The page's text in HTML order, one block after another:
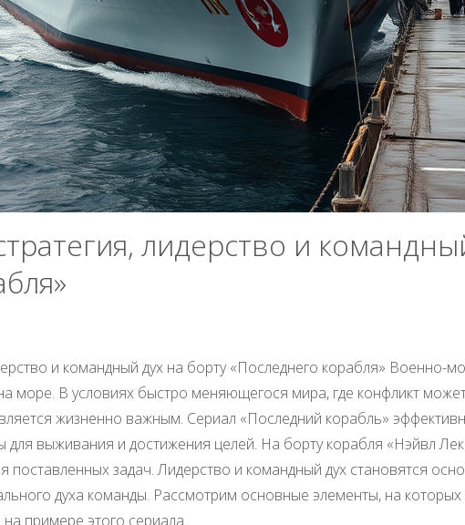
лидерство и
и командный дух на борту «Последнего корабля» Военно-
море. В условиях быстро меняющегося мира, где конфликт
жизненно важным. Сериал «Последний корабль»
выживания и достижения целей. На борту корабля «Нэйвл
задач. Лидерство и командный дух становятся
духа команды. Рассмотрим основные элементы, на которых
примере этого сериала.